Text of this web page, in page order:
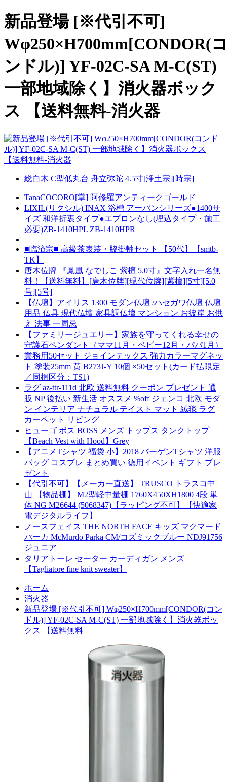
新品登場 [※代引不可]
Wφ250×H700mm[CONDOR(
ンドル)] YF-02C-SA M-C(ST)
一部地域除く】消火器ボック
ス 【送料無料-消火器
総白木 C型低丸台 舟立弥陀 4.5寸[浄土宗][時宗]
TanaCOCORO[掌] 阿修羅アンティークゴールド
LIXIL(リクシル) INAX 浴槽 アーバンシリーズ●1400サ
イズ 和洋折衷タイプ●エプロンなし(埋込タイプ・施工
必要)ZB-1410HPL ZB-1410HPR
■臨済宗■ 高級茶表装・脇掛軸セット 【50代】【smtb-
TK】
唐木位牌 『鳳凰 なでしこ 紫檀 5.0寸』文字入れ一名無
料！【送料無料】[唐木位牌][現代位牌][紫檀][5寸][5.0
号][5号]
【仏壇】アイリス 1300 モダン仏壇 /ハセガワ仏壇 仏壇
用品 仏具 現代仏壇 家具調仏壇 マンション お彼岸 お供
え 法事 一周忌
【ファミリージュエリー】家族を守ってくれる幸せの
守護石ペンダント（ママ11月・ベビー12月・パパ1月）
業務用50セット ジョインテックス 強力カラーマグネッ
ト 塗装25mm 黄 B273J-Y 10個 ×50セット(カード払限定
／同梱区分：TS1)
ラグ az-ttr-111d 北欧 送料無料 クーポン プレゼント 通
販 NP 後払い 新生活 オススメ %off ジェンコ 北欧 モダ
ン インテリア ナチュラル テイスト マット 絨毯 ラグ
カーペット リビング
ヒューゴ ボス BOSS メンズ トップス タンクトップ
【Beach Vest with Hood】Grey
【アニメTシャツ 福袋 小】2018 バーゲンTシャツ 洋服
バッグ コスプレ まとめ買い 徳用イベント ギフト プレ
ゼント
【代引不可】【メーカー直送】 TRUSCO トラスコ中
山 【物品棚】 M2型軽中量棚 1760X450XH1800 4段 単
体 NG M26644 (5068347)【ラッピング不可】【快適家
電デジタルライフ】
ノースフェイス THE NORTH FACE キッズ マクマード
パーカ McMurdo Parka CM/コズミックブルー NDJ91756
ジュニア
タリアトーレ セーター カーディガン メンズ
【Tagliatore fine knit sweater】
ホーム
消火器
新品登場 [※代引不可] Wφ250×H700mm[CONDOR(コン
ドル)] YF-02C-SA M-C(ST) 一部地域除く】消火器ボッ
クス 【送料無料